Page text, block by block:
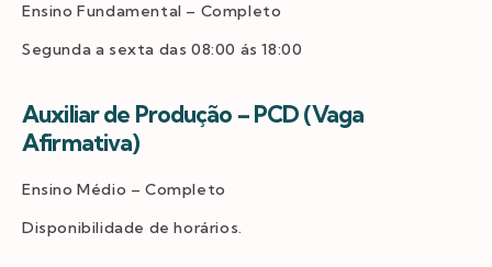
Ensino Fundamental – Completo
Segunda a sexta das 08:00 ás 18:00
Auxiliar de Produção – PCD (Vaga
Afirmativa)
Ensino Médio – Completo
Disponibilidade de horários.